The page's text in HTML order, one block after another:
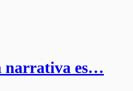
narrativa es…